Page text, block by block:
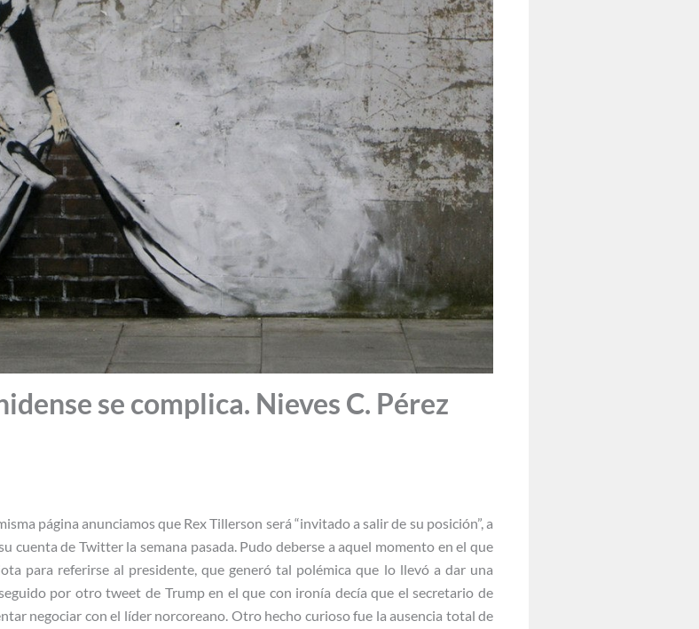
se complica. Nieves C. Pérez
página anunciamos que Rex Tillerson será “invitado a salir de su posición”, a
cuenta de Twitter la semana pasada. Pudo deberse a aquel momento en el que
para referirse al presidente, que generó tal polémica que lo llevó a dar una
por otro tweet de Trump en el que con ironía decía que el secretario de
negociar con el líder norcoreano. Otro hecho curioso fue la ausencia total de